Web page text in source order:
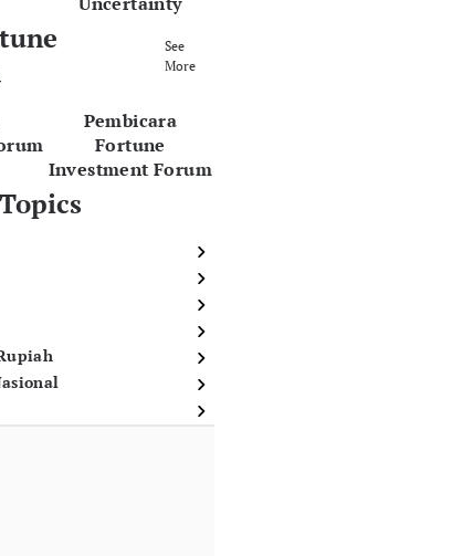
See
More
Pembicara
Fortune
Investment Forum